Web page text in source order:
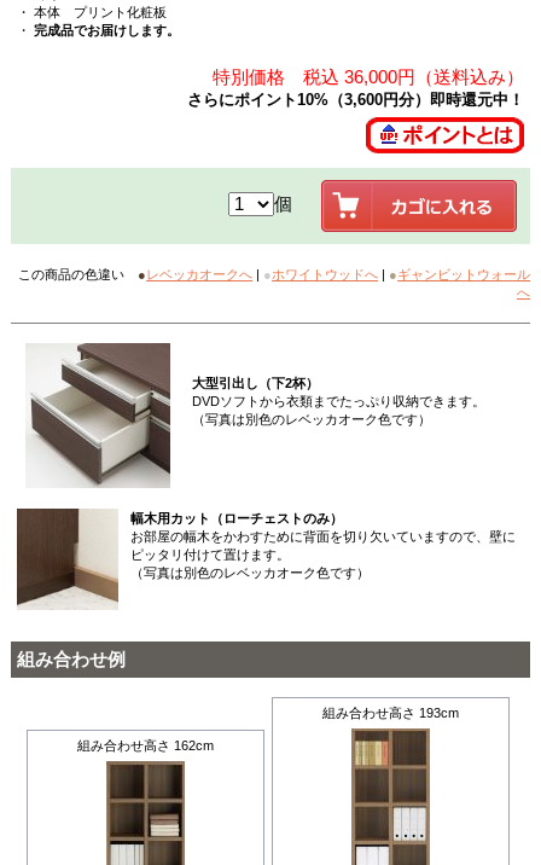
・ 本体 プリント化粧板
・ 完成品でお届けします。
特別価格 税込 36,000円（送料込み）
さらにポイント10%（3,600円分）即時還元中！
個
この商品の色違い ●レベッカオークへ | ●ホワイトウッドへ | ●ギャンビットウォール
へ
大型引出し（下2杯）
DVDソフトから衣類までたっぷり収納できます。
（写真は別色のレベッカオーク色です）
幅木用カット（ローチェストのみ）
お部屋の幅木をかわすために背面を切り欠いていますので、壁に
ピッタリ付けて置けます。
（写真は別色のレベッカオーク色です）
組み合わせ例
組み合わせ高さ 162cm
組み合わせ高さ 193cm